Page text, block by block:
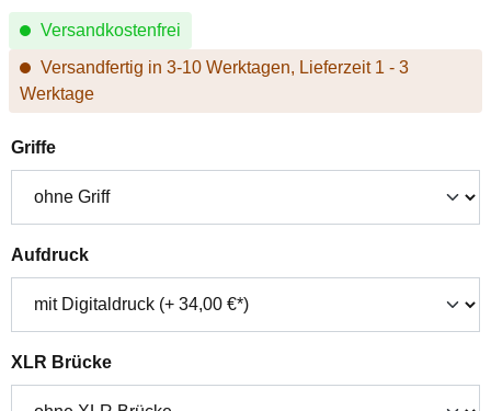
Versandkostenfrei
Versandfertig in 3-10 Werktagen, Lieferzeit 1 - 3
Werktage
Griffeauswählen
Aufdruckauswählen
XLR Brückeauswählen